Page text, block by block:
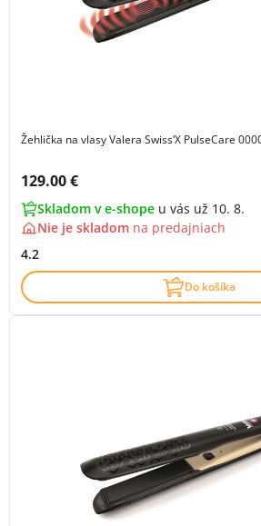
Žehlička na vlasy Valera SwissʹX PulseCare
Cena s DPH:
129.00 €
Skladom v e-shope u vás už 10. 8.
Nie je skladom na predajniach
4.2
Do košíka